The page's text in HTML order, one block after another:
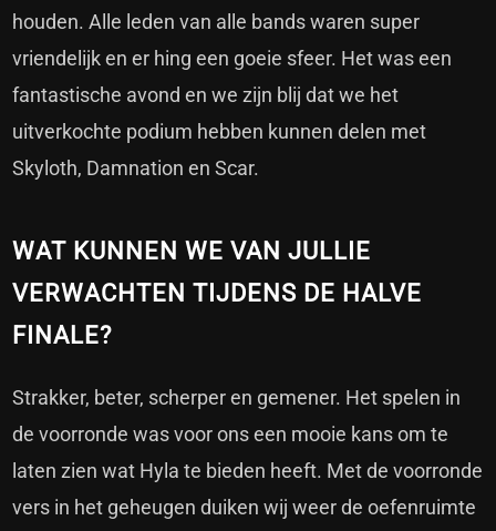
houden. Alle leden van alle bands waren super
vriendelijk en er hing een goeie sfeer. Het was een
fantastische avond en we zijn blij dat we het
uitverkochte podium hebben kunnen delen met
Skyloth, Damnation en Scar.
WAT KUNNEN WE VAN JULLIE
VERWACHTEN TIJDENS DE HALVE
FINALE?
Strakker, beter, scherper en gemener. Het spelen in
de voorronde was voor ons een mooie kans om te
laten zien wat Hyla te bieden heeft. Met de voorronde
vers in het geheugen duiken wij weer de oefenruimte